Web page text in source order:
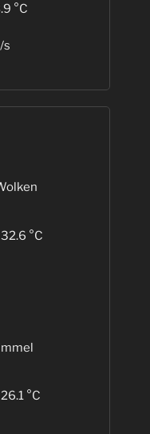
°C
s
°C
°C